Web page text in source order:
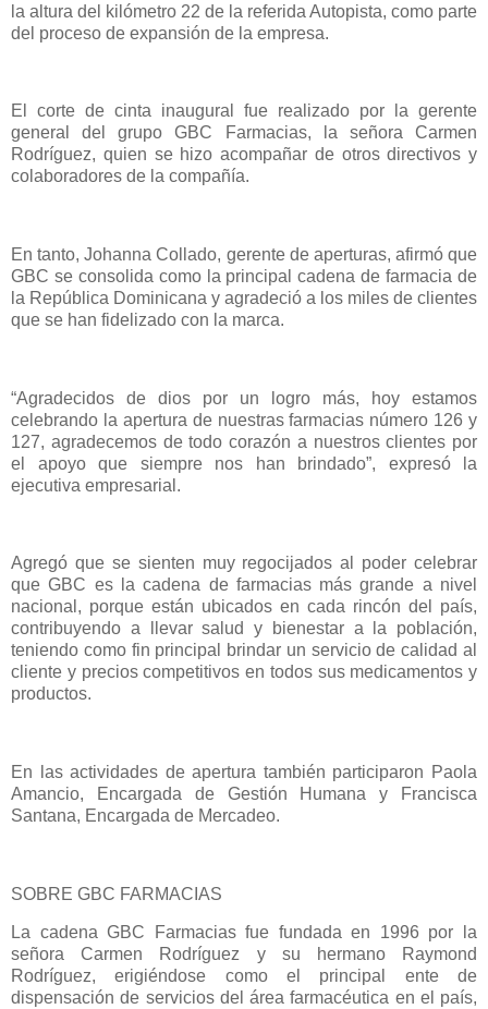
la altura del kilómetro 22 de la referida Autopista, como parte
del proceso de expansión de la empresa.
El corte de cinta inaugural fue realizado por la gerente
general del grupo GBC Farmacias, la señora Carmen
Rodríguez, quien se hizo acompañar de otros directivos y
colaboradores de la compañía.
En tanto, Johanna Collado, gerente de aperturas, afirmó que
GBC se consolida como la principal cadena de farmacia de
la República Dominicana y agradeció a los miles de clientes
que se han fidelizado con la marca.
“Agradecidos de dios por un logro más, hoy estamos
celebrando la apertura de nuestras farmacias número 126 y
127, agradecemos de todo corazón a nuestros clientes por
el apoyo que siempre nos han brindado”, expresó la
ejecutiva empresarial.
Agregó que se sienten muy regocijados al poder celebrar
que GBC es la cadena de farmacias más grande a nivel
nacional, porque están ubicados en cada rincón del país,
contribuyendo a llevar salud y bienestar a la población,
teniendo como fin principal brindar un servicio de calidad al
cliente y precios competitivos en todos sus medicamentos y
productos.
En las actividades de apertura también participaron Paola
Amancio, Encargada de Gestión Humana y Francisca
Santana, Encargada de Mercadeo.
SOBRE GBC FARMACIAS
La cadena GBC Farmacias fue fundada en 1996 por la
señora Carmen Rodríguez y su hermano Raymond
Rodríguez, erigiéndose como el principal ente de
dispensación de servicios del área farmacéutica en el país,